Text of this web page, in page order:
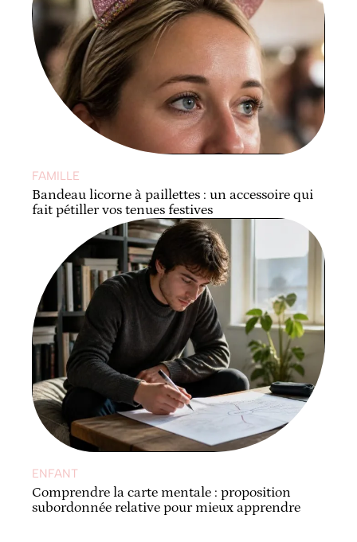
FAMILLE
Bandeau licorne à paillettes : un accessoire qui
fait pétiller vos tenues festives
ENFANT
Comprendre la carte mentale : proposition
subordonnée relative pour mieux apprendre